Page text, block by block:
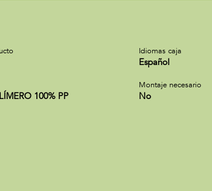
Idiomas caja
Español
100% PP
Montaje necesario
No